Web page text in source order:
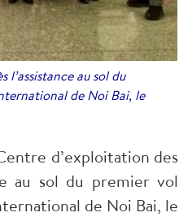
l’assistance au sol du
de Noi Bai, le
d’exploitation des
au sol du premier vol
de Noi Bai, le